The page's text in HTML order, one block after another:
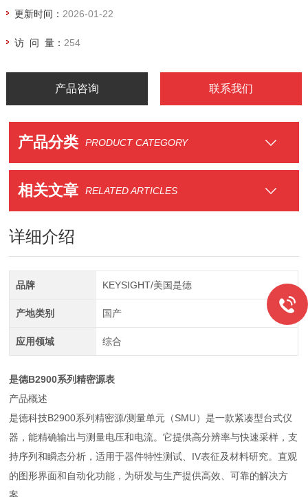
更新时间： 2026-01-22
访 问 量： 254
产品咨询 联系我们
产品分类 PRODUCT CATEGORY
相关文章 RELATED ARTICLES
详细介绍
品牌 KEYSIGHT/美国是德
产地类别 国产
应用领域 综合
是德B2900系列精密源表
产品概述
是德科技B2900系列精密源/测量单元（SMU）是一款紧凑型台式仪
器，能精确输出与测量电压和电流。它提供高分辨率与快速采样，支
持序列和瞬态分析，适用于器件特性测试、IV表征及材料研究。直观
的图形界面和自动化功能，为研发与生产提供高效、可靠的解决方